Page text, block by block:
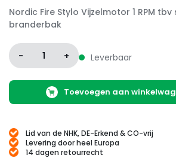
Nordic Fire Stylo Vijzelmotor 1 RPM
branderbak
- 1 + Leverbaar
Toevoegen aan
Lid van de NHK, DE-Erkend & CO-vrij
Levering door heel Europa
14 dagen retourrecht